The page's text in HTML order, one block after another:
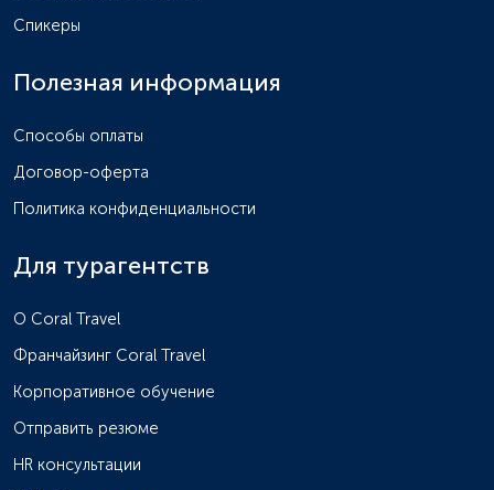
Спикеры
Полезная информация
Способы оплаты
Договор-оферта
Политика конфиденциальности
Для турагентств
O Coral Travel
Франчайзинг Coral Travel
Корпоративное обучение
Отправить резюме
HR консультации